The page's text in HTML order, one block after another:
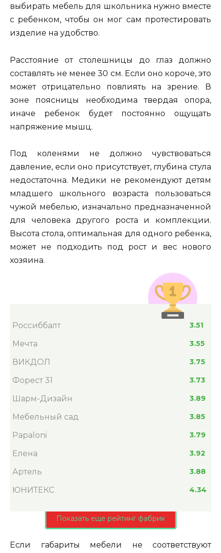
выбирать мебель для школьника нужно вместе
с ребенком, чтобы он мог сам протестировать
изделие на удобство.
Расстояние от столешницы до глаз должно
составлять не менее 30 см. Если оно короче, это
может отрицательно повлиять на зрение. В
зоне поясницы необходима твердая опора,
иначе ребенок будет постоянно ощущать
напряжение мышц.
Под коленями не должно чувствоваться
давление, если оно присутствует, глубина стула
недостаточна. Медики не рекомендуют детям
младшего школьного возраста пользоваться
чужой мебелью, изначально предназначенной
для человека другого роста и комплекции.
Высота стола, оптимальная для одного ребенка,
может не подходить под рост и вес нового
хозяина.
Россиббалт 3.51
Мечта 3.55
ВИКДОЛ 3.75
Форест 31 3.73
Шарм-Дизайн 3.89
Мебельный сад 3.85
Papaloni 3.79
Елена 3.92
Артель 3.88
ЮНИТЕКС 4.34
Показать еще рейтинг фабрик
Если габариты мебели не соответствуют